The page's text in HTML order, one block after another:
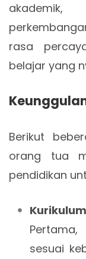
rasa
belajar yang
Berikut
orang tua
pendidikan
sesuai